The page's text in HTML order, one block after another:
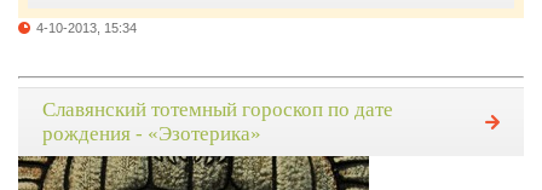
4-10-2013, 15:34
Славянский тотемный гороскоп по дате
рождения - «Эзотерика»